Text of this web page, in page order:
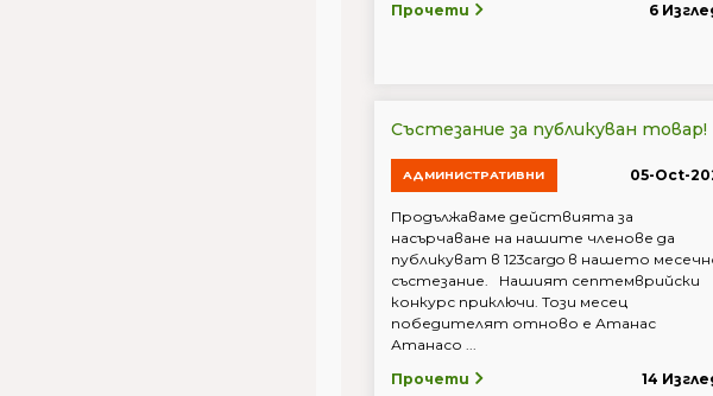
Прочети
6
Състезание за публикуван товар!
АДМИНИСТРАТИВНИ 05-Oct-
Продължаваме действията за
насърчаване на нашите членове да
публикуват в 123cargo в нашето
състезание. Нашият септемврийски
конкурс приключи. Този месец
победителят отново е Атанас
Атанасо ...
Прочети
14